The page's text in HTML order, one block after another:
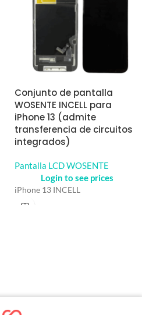
Conjunto de pantalla
WOSENTE INCELL para
iPhone 13 (admite
transferencia de circuitos
integrados)
Pantalla LCD WOSENTE
Login to see prices
iPhone 13 INCELL